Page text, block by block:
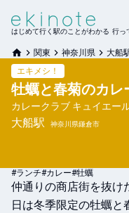
はじめて行く駅のことがわかる 行っ
関東 神奈川県 大船
エキメシ！
牡蠣と春菊のカレ
カレークラブ キュイエー
大船駅 神奈川県鎌倉市
#ランチ#カレー#牡蠣
仲通りの商店街を抜け
日は冬季限定の牡蠣と